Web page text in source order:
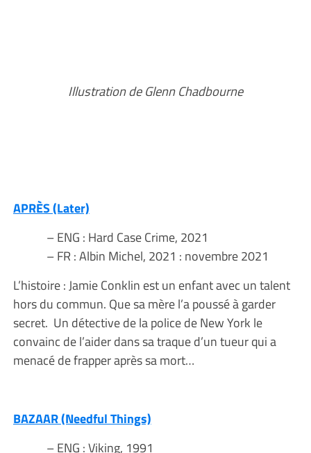
Illustration de Glenn Chadbourne
APRÈS (Later)
– ENG : Hard Case Crime, 2021
– FR : Albin Michel, 2021 : novembre 2021
L’histoire : Jamie Conklin est un enfant avec un talent
hors du commun. Que sa mère l’a poussé à garder
secret. Un détective de la police de New York le
convainc de l’aider dans sa traque d’un tueur qui a
menacé de frapper après sa mort…
BAZAAR (Needful Things)
– ENG : Viking, 1991